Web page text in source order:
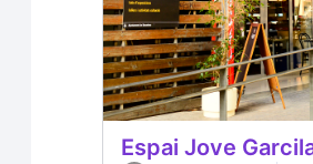
Espai Jove